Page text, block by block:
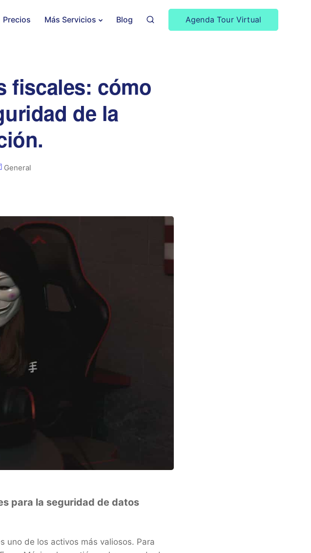
Precios Más Servicios Blog Agenda Tour Virtual
fiscales: cómo
de la
General
para la seguridad de datos
uno de los activos más valiosos. Para